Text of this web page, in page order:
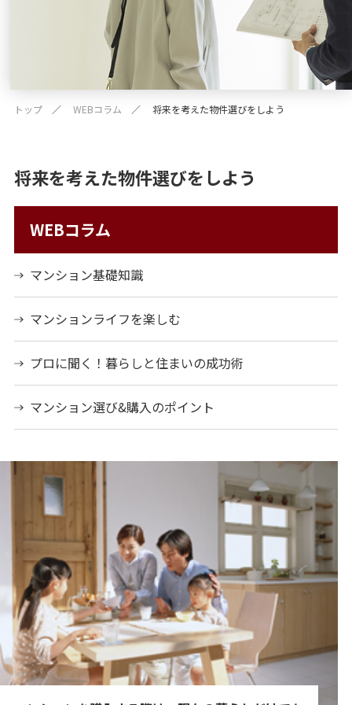
トップ WEBコラム 将来を考えた物件選びをしよう
将来を考えた物件選びをしよう
WEBコラム
マンション基礎知識
マンションライフを楽しむ
プロに聞く！暮らしと住まいの成功術
マンション選び&購入のポイント